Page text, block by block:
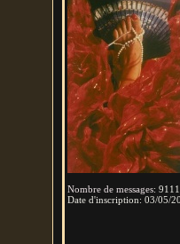
Nombre de messages: 9111
Date d'inscription: 03/05/